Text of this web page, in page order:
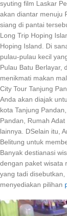
syuting film Laskar
akan diantar menuju
siang di pantai
Long Trip Hoping
Hoping Island. Di
pulau-pulau kecil
Pulau Batu Berlayar,
menikmati makan
City Tour Tanjung
Anda akan diajak
kota Tanjung
Pandan, Rumah
lainnya. DSelain itu,
Belitung untuk
Banyak destianasi
dengan paket wisata
yang tadi
menyediakan pilihan